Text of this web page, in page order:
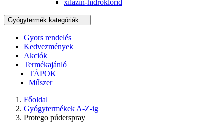
xilazin-hidroklorid
Gyógytermék kategóriák
Gyors rendelés
Kedvezmények
Akciók
Termékajánló
TÁPOK
Műszer
Főoldal
Gyógytermékek A-Z-ig
Protego púderspray